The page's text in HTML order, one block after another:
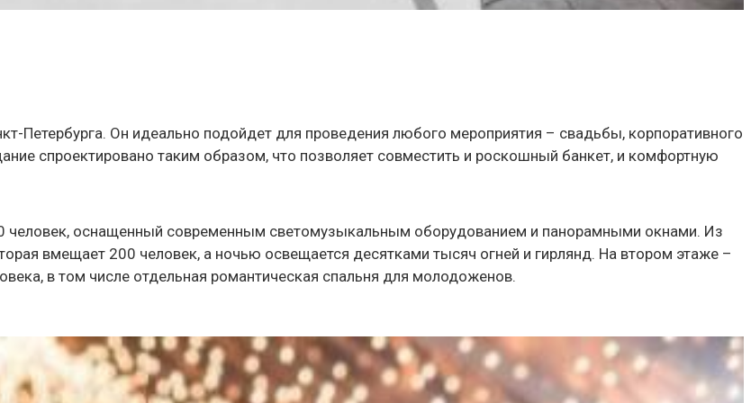
Петербурга. Он идеально подойдет для проведения любого мероприятия – свадьбы, корпоративного
спроектировано таким образом, что позволяет совместить и роскошный банкет, и комфортную
человек, оснащенный современным светомузыкальным оборудованием и панорамными окнами. Из
вмещает 200 человек, а ночью освещается десятками тысяч огней и гирлянд. На втором этаже –
в том числе отдельная романтическая спальня для молодоженов.